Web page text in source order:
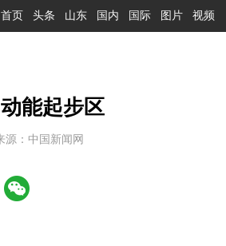
首页 头条 山东 国内 国际 图片 视频
能起步区
源：中国新闻网